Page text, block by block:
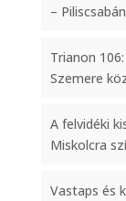
–
Trianon
Szemere
A felvidéki
Miskolcra
Vastaps és